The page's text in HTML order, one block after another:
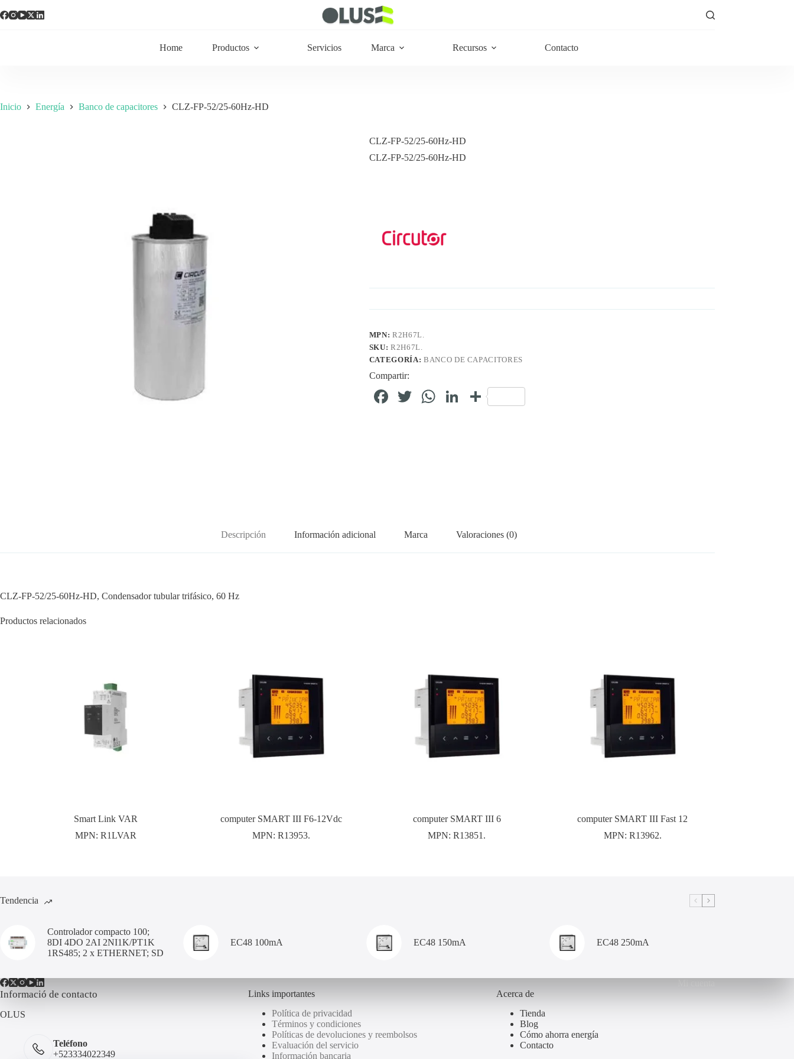
Home Productos Servicios Marca Recursos Contacto
Inicio Energía Banco de capacitores CLZ-FP-52/25-60Hz-HD
CLZ-FP-52/25-60Hz-HD
CLZ-FP-52/25-60Hz-HD
MPN:R2H67L.
SKU:R2H67L.
CATEGORÍA: BANCO DE CAPACITORES
Compartir:
Fa T
W
Li C
Descripción Información adicional Marca Valoraciones (0)
CLZ-FP-52/25-60Hz-HD, Condensador tubular trifásico, 60 Hz
Productos relacionados
Smart Link VAR
MPN: R1LVAR
computer SMART III F6-12Vdc
MPN:R13953.
computer SMART III 6
MPN:R13851.
computer SMART III Fast 12
MPN: R13962.
Tendencia
Controlador compacto 100;
8DI 4DO 2AI 2NI1K/PT1K
1RS485; 2 x ETHERNET; SD
EC48 100mA EC48 150mA EC48 250mA
Informació de contacto
OLUS
Teléfono
+523334022349
Links importantes
Política de privacidad
Términos y condiciones
Políticas de devoluciones y reembolsos
Evaluación del servicio
Información bancaria
Acerca de
Tienda
Blog
Cómo ahorra energía
Contacto